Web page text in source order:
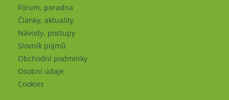
Fórum, poradna
Články, aktuality
Návody, postupy
Slovník pojmů
Obchodní podmínky
Osobní údaje
Cookies